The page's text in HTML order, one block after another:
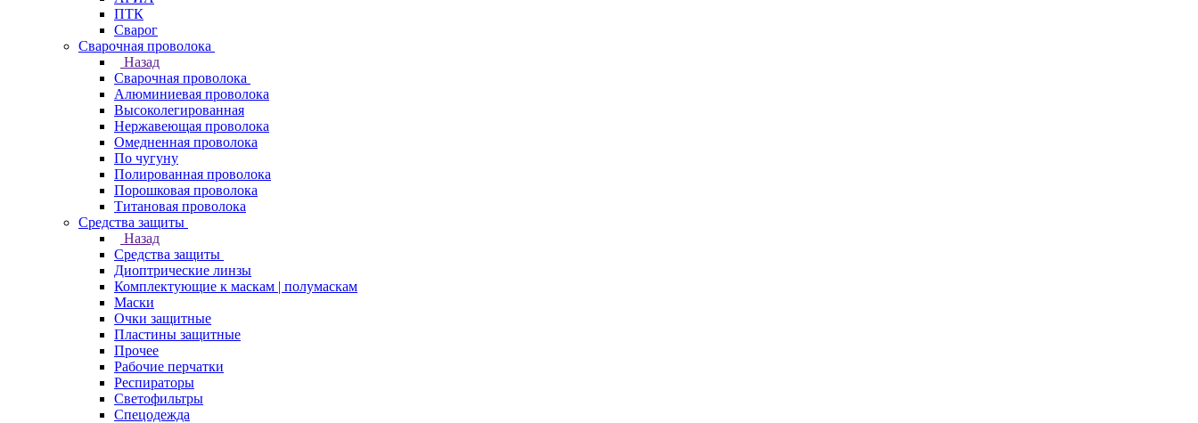
ПТК
Сварог
Сварочная проволока
Назад
Сварочная проволока
Алюминиевая проволока
Высоколегированная
Нержавеющая проволока
Омедненная проволока
По чугуну
Полированная проволока
Порошковая проволока
Титановая проволока
Средства защиты
Назад
Средства защиты
Диоптрические линзы
Комплектующие к маскам | полумаскам
Маски
Очки защитные
Пластины защитные
Прочее
Рабочие перчатки
Респираторы
Светофильтры
Спецодежда